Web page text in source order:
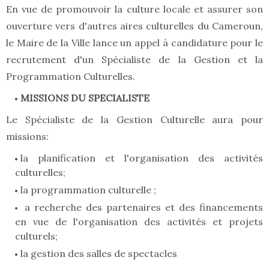
En vue de promouvoir la culture locale et assurer son
ouverture vers d'autres aires culturelles du Cameroun,
le Maire de la Ville lance un appel à candidature pour le
recrutement d'un Spécialiste de la Gestion et la
Programmation Culturelles.
MISSIONS DU SPECIALISTE
Le Spécialiste de la Gestion Culturelle aura pour
missions:
la planification et l'organisation des activités
culturelles;
la programmation culturelle ;
a recherche des partenaires et des financements
en vue de l'organisation des activités et projets
culturels;
la gestion des salles de spectacles